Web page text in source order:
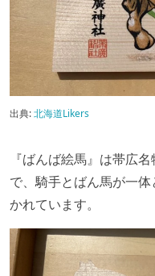
出典:北海道Likers
『ばんば絵馬』は帯広
で、騎手とばん馬が一
かれています。